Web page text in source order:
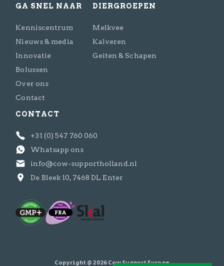
GA SNEL NAAR
Kenniscentrum
Nieuws & media
Innovatie
Bolussen
Over ons
Contact
DIERGROEPEN
Melkvee
Kalveren
Geiten & Schapen
CONTACT
+31 (0) 547 760 060
Whatsapp ons
info@cow-supportholland.nl
De Bleek 10, 7468 DL Enter
Copyright @ 2026 Cow Support Europe